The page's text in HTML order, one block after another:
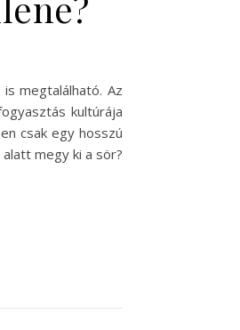
megtalálható. Az
kultúrája
csak egy hosszú
megy ki a sör?